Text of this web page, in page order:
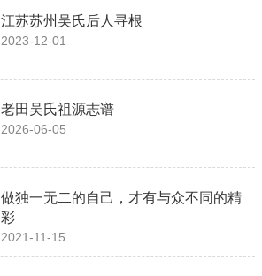
江苏苏州吴氏后人寻根
2023-12-01
老田吴氏祖源志谱
2026-06-05
做独一无二的自己，才有与众不同的精
彩
2021-11-15